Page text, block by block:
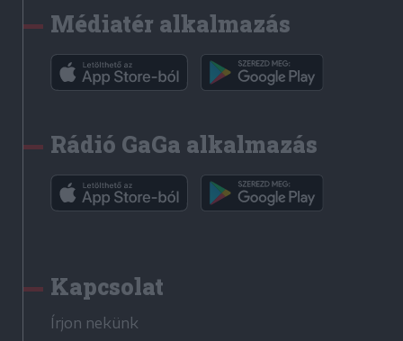
Médiatér alkalmazás
Rádió GaGa alkalmazás
Kapcsolat
Írjon nekünk